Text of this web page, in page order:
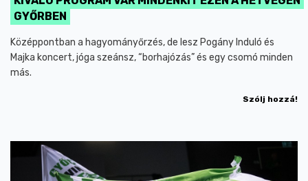
GYŐRBEN
Középpontban a hagyományőrzés, de lesz Pogány Induló és
Majka koncert, jóga szeánsz, “borhajózás” és egy csomó minden
más.
Szólj hozzá!